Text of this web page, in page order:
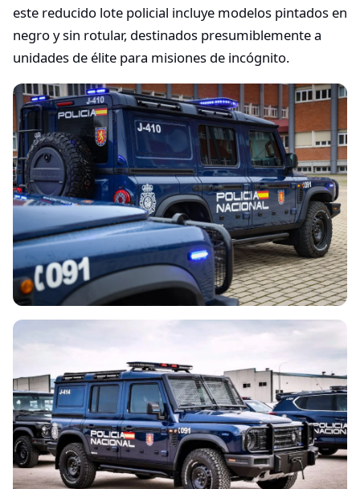
este reducido lote policial incluye modelos pintados en
negro y sin rotular, destinados presumiblemente a
unidades de élite para misiones de incógnito.